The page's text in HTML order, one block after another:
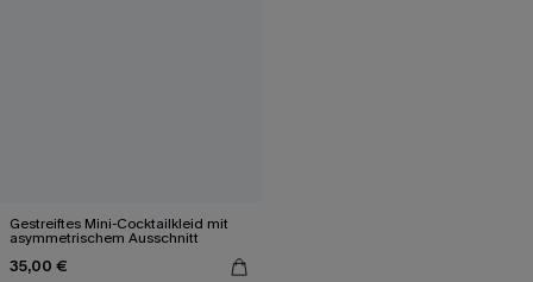
Gestreiftes Mini-Cocktailkleid mit
asymmetrischem Ausschnitt
35,00 €